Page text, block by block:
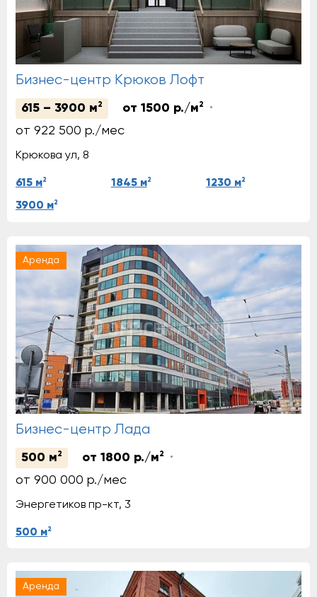
Бизнес-центр Крюков Лофт
615 – 3900 м 2 от 1500 р./м 2
от 922 500 р./мес
Крюкова ул, 8
615 м2 1845 м2 1230 м2
3900 м2
Аренда
Бизнес-центр Лада
500 м 2 от 1800 р./м 2
от 900 000 р./мес
Энергетиков пр-кт, 3
500 м2
Аренда